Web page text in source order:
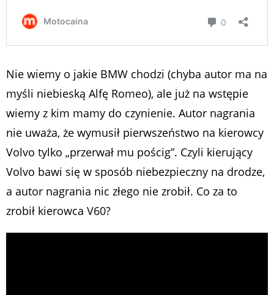
Nie wiemy o jakie BMW chodzi (chyba autor ma na
myśli niebieską Alfę Romeo), ale już na wstępie
wiemy z kim mamy do czynienie. Autor nagrania
nie uważa, że wymusił pierwszeństwo na kierowcy
Volvo tylko „przerwał mu pościg”. Czyli kierujący
Volvo bawi się w sposób niebezpieczny na drodze,
a autor nagrania nic złego nie zrobił. Co za to
zrobił kierowca V60?